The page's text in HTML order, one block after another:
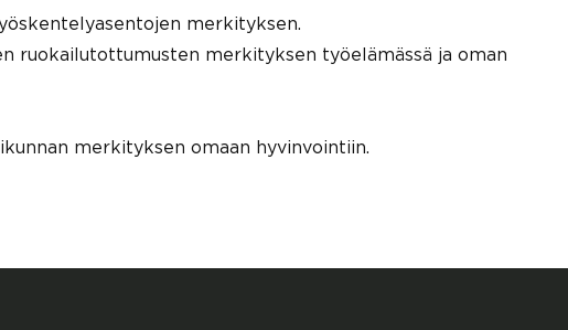
merkityksen.
ruokailutottumusten merkityksen työelämässä ja oman
merkityksen omaan hyvinvointiin.